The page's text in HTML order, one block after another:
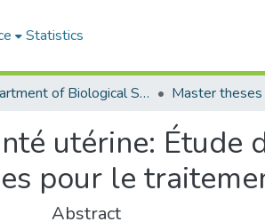
Statistics
Department of Biological Sciences Master theses
utérine: Étude
pour le
Abstract